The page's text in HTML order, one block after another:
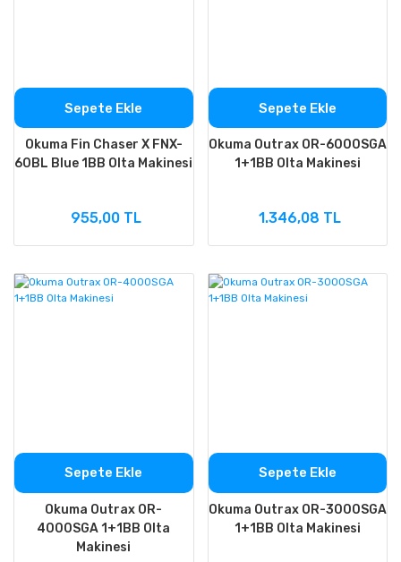
Sepete Ekle
Okuma Fin Chaser X FNX-
60BL Blue 1BB Olta Makinesi
955,00 TL
Sepete Ekle
Okuma Outrax OR-6000SGA
1+1BB Olta Makinesi
1.346,08 TL
Sepete Ekle
Okuma Outrax OR-
4000SGA 1+1BB Olta
Makinesi
Sepete Ekle
Okuma Outrax OR-3000SGA
1+1BB Olta Makinesi